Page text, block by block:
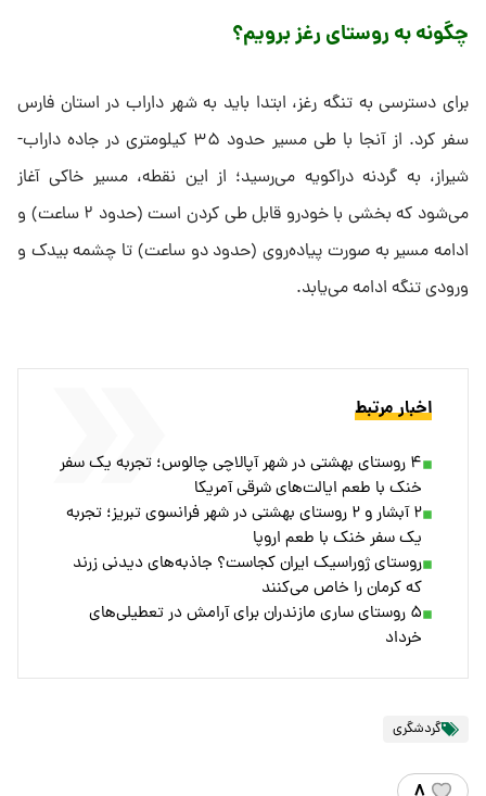
دارند، می‌توان با تجهیزات سبک مانند بیواک ضدآب و ملافه خواب
شب را سپری کرد.
برای کسانی که به‌دنبال اقامت راحت‌تر هستند، روستای رغز یا شهر
داراب گزینه‌های مناسب‌تری با امکانات اقامتی ساده یا محلی در
فاصله‌ای نزدیک هستند. به‌دلیل بکر بودن منطقه و نبود اقامتگاه‌های
رسمی در تنگه، استفاده از راهنماهای محلی و گروه‌های حرفه‌ای
دره‌نوردی برای برنامه‌ریزی شب‌مانی یا بازگشت در همان روز، بسیار
توصیه می‌شود.
چگونه به روستای رغز برویم؟
سفر کرد. از آنجا با طی مسیر حدود ۳۵ کیلومتری در جاده داراب-
شیراز، به گردنه دراکویه می‌رسید؛ از این نقطه، مسیر خاکی آغاز
می‌شود که بخشی با خودرو قابل طی کردن است (حدود ۲ ساعت) و
ادامه مسیر به صورت پیاده‌روی (حدود دو ساعت) تا چشمه بیدک و
ورودی تنگه ادامه می‌یابد.